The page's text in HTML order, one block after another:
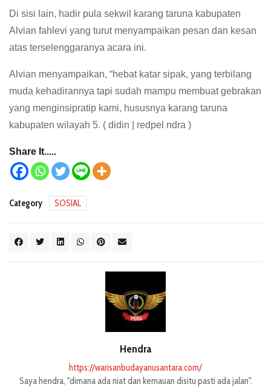
Di sisi lain, hadir pula sekwil karang taruna kabupaten
Alvian fahlevi yang turut menyampaikan pesan dan kesan
atas terselenggaranya acara ini.
Alvian menyampaikan, “hebat katar sipak, yang terbilang
muda kehadirannya tapi sudah mampu membuat gebrakan
yang menginsipratip kami, hususnya karang taruna
kabupaten wilayah 5. ( didin | redpel ndra )
Share It.....
Category SOSIAL
Hendra
https://warisanbudayanusantara.com/
Saya hendra, "dimana ada niat dan kemauan disitu pasti ada jalan".